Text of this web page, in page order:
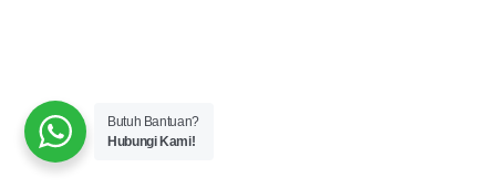
Butuh Bantuan?
Hubungi Kami!